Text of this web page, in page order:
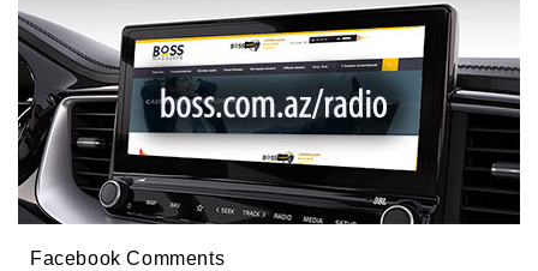
Facebook Comments